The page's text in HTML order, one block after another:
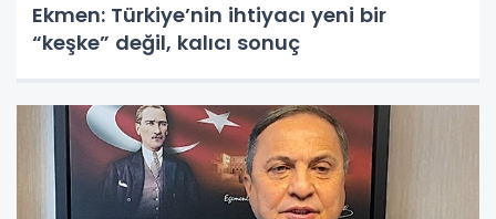
Ekmen: Türkiye’nin ihtiyacı yeni bir
“keşke” değil, kalıcı sonuç